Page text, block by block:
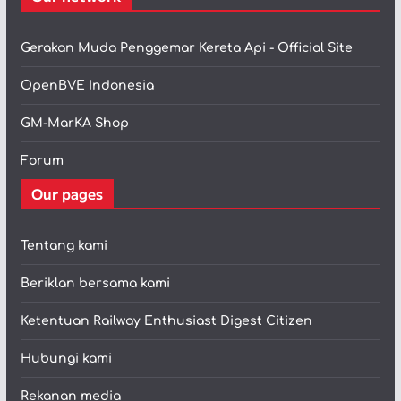
Gerakan Muda Penggemar Kereta Api - Official Site
OpenBVE Indonesia
GM-MarKA Shop
Forum
Our pages
Tentang kami
Beriklan bersama kami
Ketentuan Railway Enthusiast Digest Citizen
Hubungi kami
Rekanan media